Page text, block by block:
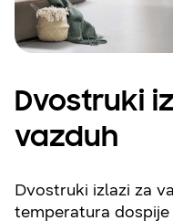
Dvostruki
vazduh
Dvostruki izlazi za
temperatura